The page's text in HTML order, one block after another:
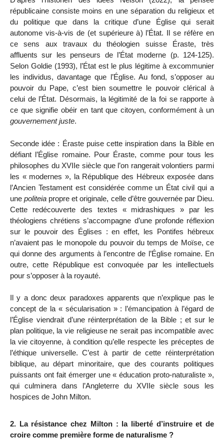
républicaine consiste moins en une séparation du religieux et
du politique que dans la critique d’une Église qui serait
autonome vis-à-vis de (et supérieure à) l’État. Il se réfère en
ce sens aux travaux du théologien suisse Éraste, très
affluents sur les penseurs de l’État moderne (p. 124-125).
Selon Goldie (1993), l’État est le plus légitime à excommunier
les individus, davantage que l’Église. Au fond, s’opposer au
pouvoir du Pape, c’est bien soumettre le pouvoir clérical à
celui de l’État. Désormais, la légitimité de la foi se rapporte à
ce que signifie obéir en tant que citoyen, conformément à un
gouvernement juste.
Seconde idée : Éraste puise cette inspiration dans la Bible en
défiant l’Église romaine. Pour Éraste, comme pour tous les
philosophes du XVIIe siècle que l’on rangerait volontiers parmi
les « modernes », la République des Hébreux exposée dans
l’Ancien Testament est considérée comme un État civil qui a
unepoliteia propre et originale, celle d’être gouvernée par Dieu.
Cette redécouverte des textes « midrashiques » par les
théologiens chrétiens s’accompagne d’une profonde réflexion
sur le pouvoir des Églises : en effet, les Pontifes hébreux
n’avaient pas le monopole du pouvoir du temps de Moïse, ce
qui donne des arguments à l’encontre de l’Église romaine. En
outre, cette République est convoquée par les intellectuels
pour s’opposer à la royauté.
Il y a donc deux paradoxes apparents que n’explique pas le
concept de la « sécularisation » : l’émancipation à l’égard de
l’Église viendrait d’une réinterprétation de la Bible ; et sur le
plan politique, la vie religieuse ne serait pas incompatible avec
la vie citoyenne, à condition qu’elle respecte les préceptes de
l’éthique universelle. C’est à partir de cette réinterprétation
biblique, au départ minoritaire, que des courants politiques
puissants ont fait émerger une« éducation proto-naturaliste »,
qui culminera dans l’Angleterre du XVIIe siècle sous les
hospices de John Milton.
2. La résistance chez Milton : la liberté d’instruire et de
croire comme première forme de naturalisme ?